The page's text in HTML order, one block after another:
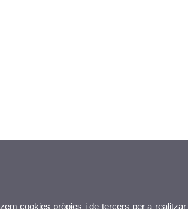
cookies pròpies i de tercers per a realitzar